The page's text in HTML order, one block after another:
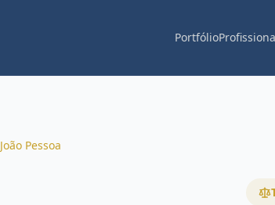
Portfólio
João Pessoa